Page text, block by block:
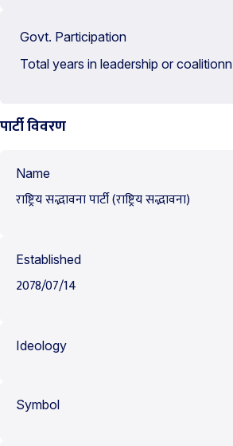
Govt. Participation
Total years in leadership or coalitionn
पार्टी विवरण
Name
राष्ट्रिय सद्भावना पार्टी (राष्ट्रिय सद्भावना)
Established
2078/07/14
Ideology
Symbol